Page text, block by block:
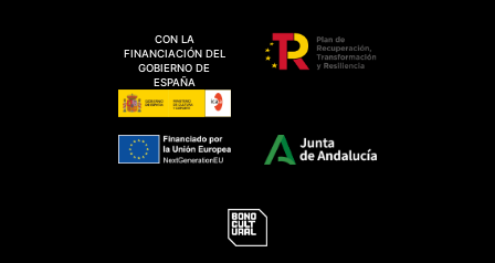
CON LA
FINANCIACIÓN DEL
GOBIERNO DE
ESPAÑA